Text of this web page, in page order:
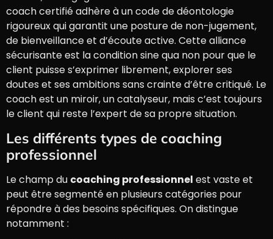
coach certifié adhère à un code de déontologie
rigoureux qui garantit une posture de non-jugement,
de bienveillance et d’écoute active. Cette alliance
sécurisante est la condition sine qua non pour que le
client puisse s’exprimer librement, explorer ses
doutes et ses ambitions sans crainte d’être critiqué. Le
coach est un miroir, un catalyseur, mais c’est toujours
le client qui reste l’expert de sa propre situation.
Les différents types de coaching
professionnel
Le champ du coaching professionnel est vaste et
peut être segmenté en plusieurs catégories pour
répondre à des besoins spécifiques. On distingue
notamment :